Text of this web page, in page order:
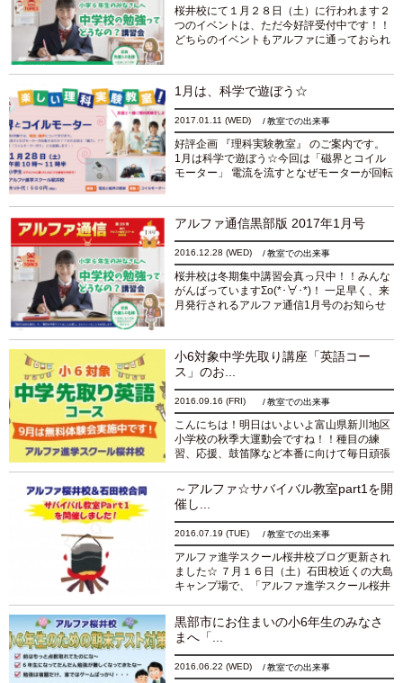
桜井校にて１月２８日（土）に行われます２
つのイベントは、ただ今好評受付中です！！
どちらのイベントもアルファに通っておられ
お申し込...続きを読む
1月は、科学で遊ぼう☆
2017.01.11(WED) 教室での出来事
好評企画 『理科実験教室』 のご案内です。
1月は科学で遊ぼう☆今回は「磁界とコイル
モーター」 電流を流すとなぜモーターが回転
続きを読む
アルファ通信黒部版 2017年1月号
2016.12.28(WED) 教室での出来事
桜井校は冬期集中講習会真っ只中！！みんな
がんばっていますΣo(*･∀･*)！ 一足早く、来
月発行されるアルファ通信1月号のお知らせ
や、小学生対象...続きを読む
小6対象中学先取り講座「英語コー
ス」のお...
2016.09.16(FRI) 教室での出来事
こんにちは！明日はいよいよ富山県新川地区
小学校の秋季大運動会ですね！！種目の練
習、応援、鼓笛隊など本番に向けて毎日頑張
てみんな頑張ってくださいp(●｀Д´●)ﾉ ▶︎アル
ファ進学ス... 続きを読む
～アルファ☆サバイバル教室part1を開
催し...
2016.07.19(TUE) 教室での出来事
アルファ進学スクール桜井校ブログ更新され
ました☆ ７月１６日（土）石田校近くの大島
キャンプ場で、「アルファ進学スクール桜井
れた様子です。 野外炊飯の手順すべてを子ど
もたち...続きを読む
黒部市にお住まいの小6年生のみなさ
まへ「...
2016.06.22(WED) 教室での出来事